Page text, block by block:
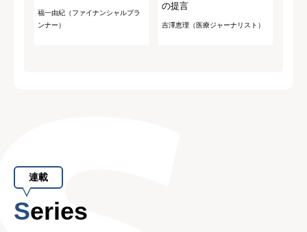
福一由紀（ファイナンシャルプラ
ンナー）
の提言
吉澤恵理（医療ジャーナリスト）
連載
Series